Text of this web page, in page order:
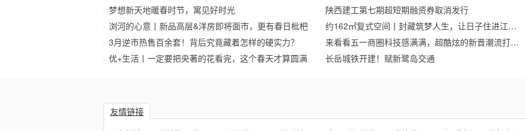
梦想新天地暖春时节，寓见好时光
浏河的心意丨新品高层&洋房即将面市，更有春日枇杷
3月逆市热售百余套！背后究竟藏着怎样的硬实力？
优+生活丨一定要把央著的花看完，这个春天才算圆满
陕西建工第七期超短期融资券取消发行
约162㎡复式空间丨封藏筑梦人生，让日子住进江南里
来看看五一商圈科技感满满，超酷炫的新晋潮流打卡地
长岳城铁开建！赋新鹭岛交通
友情链接